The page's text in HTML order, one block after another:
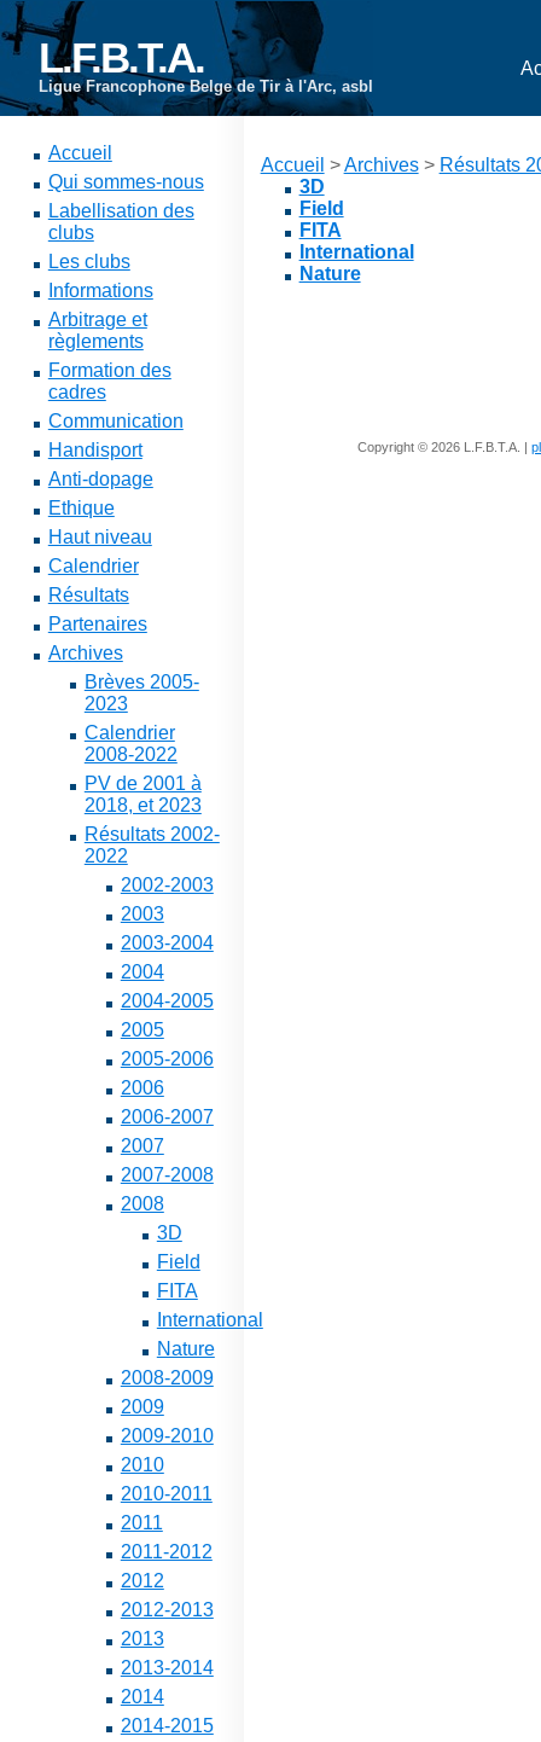
L.F.B.T.A.
Ligue Francophone Belge de Tir à l'Arc, asbl
Accueil
Qui sommes-nous
Labellisation des
clubs
Les clubs
Informations
Arbitrage et
règlements
Formation des
cadres
Communication
Handisport
Anti-dopage
Ethique
Haut niveau
Calendrier
Résultats
Partenaires
Archives
Brèves 2005-
2023
Calendrier
2008-2022
PV de 2001 à
2018, et 2023
Résultats 2002-
2022
2002-2003
2003
2003-2004
2004
2004-2005
2005
2005-2006
2006
2006-2007
2007
2007-2008
2008
3D
Field
FITA
International
Nature
2008-2009
2009
2009-2010
2010
2010-2011
2011
2011-2012
2012
2012-2013
2013
2013-2014
2014
2014-2015
Accueil >Archives> Résultats
3D
Field
FITA
International
Nature
Copyright © 2026 L.F.B.T.A. |